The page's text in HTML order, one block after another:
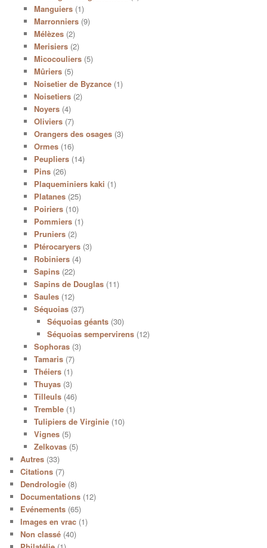
Manguiers(1)
Marronniers(9)
Mélèzes(2)
Merisiers(2)
Micocouliers(5)
Mûriers(5)
Noisetier de Byzance(1)
Noisetiers(2)
Noyers(4)
Oliviers(7)
Orangers des osages(3)
Ormes(16)
Peupliers(14)
Pins(26)
Plaqueminiers kaki (1)
Platanes(25)
Poiriers(10)
Pommiers(1)
Pruniers(2)
Ptérocaryers(3)
Robiniers(4)
Sapins(22)
Sapins de Douglas(11)
Saules(12)
Séquoias(37)
Séquoias géants (30)
Séquoias sempervirens (12)
Sophoras(3)
Tamaris(7)
Théiers(1)
Thuyas(3)
Tilleuls(46)
Tremble(1)
Tulipiers de Virginie(10)
Vignes(5)
Zelkovas(5)
Autres (33)
Citations (7)
Dendrologie (8)
Documentations (12)
Evénements (65)
Images en vrac (1)
Non classé (40)